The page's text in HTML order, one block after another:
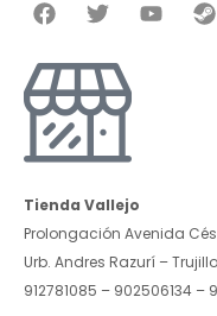
Tienda Vallejo
Prolongación Avenida
Urb. Andres Razurí –
912781085 – 902506134 –